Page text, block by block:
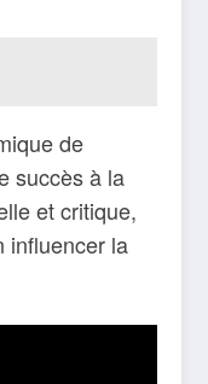
de
succès à la
et critique,
influencer la